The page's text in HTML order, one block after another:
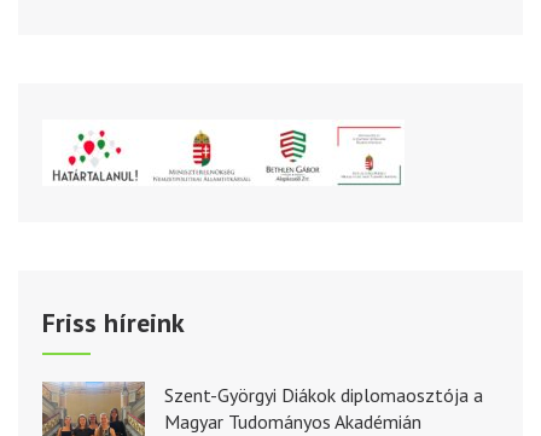
Friss híreink
Szent-Györgyi Diákok diplomaosztója a
Magyar Tudományos Akadémián